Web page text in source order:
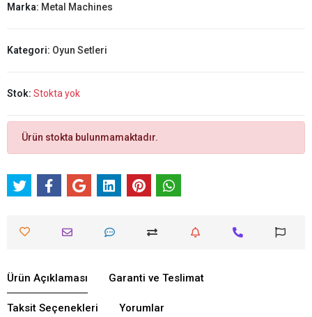
Marka: Metal Machines
Kategori: Oyun Setleri
Stok: Stokta yok
Ürün stokta bulunmamaktadır.
Ürün Açıklaması Garanti ve Teslimat
Taksit Seçenekleri Yorumlar